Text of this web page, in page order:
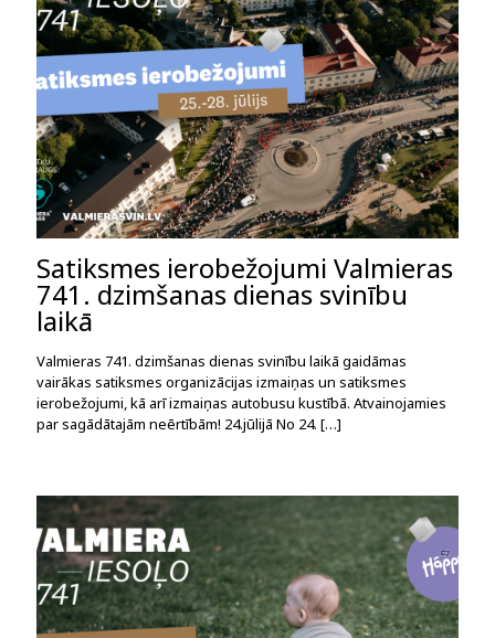
Satiksmes ierobežojumi Valmieras
741. dzimšanas dienas svinību
laikā
Valmieras 741. dzimšanas dienas svinību laikā gaidāmas
vairākas satiksmes organizācijas izmaiņas un satiksmes
ierobežojumi, kā arī izmaiņas autobusu kustībā. Atvainojamies
par sagādātajām neērtībām! 24.jūlijā No 24. […]